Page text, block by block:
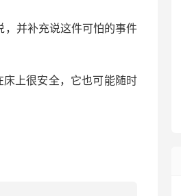
，并补充说这件可怕的事件
上很安全，它也可能随时